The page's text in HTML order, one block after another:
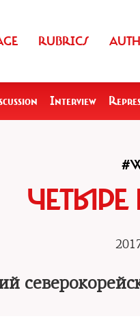
RUBRICS
Interview